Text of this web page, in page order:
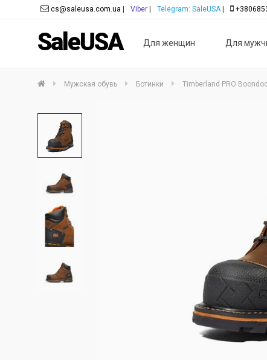
SaleUSA Для женщин Для
cs@saleusa.com.ua Viber Telegram: SaleUSA|
Мужская обувь Ботинки Timberland PRO